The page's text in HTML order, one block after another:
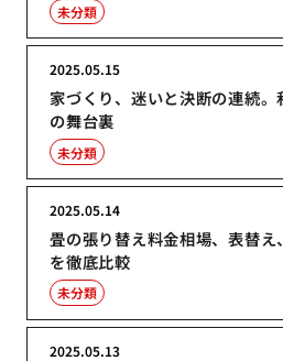
未分類
家づくり、迷いと決断の連続
の舞台裏
2025.05.15
未分類
畳の張り替え料金相場、表替
を徹底比較
2025.05.14
未分類
2025.05.13